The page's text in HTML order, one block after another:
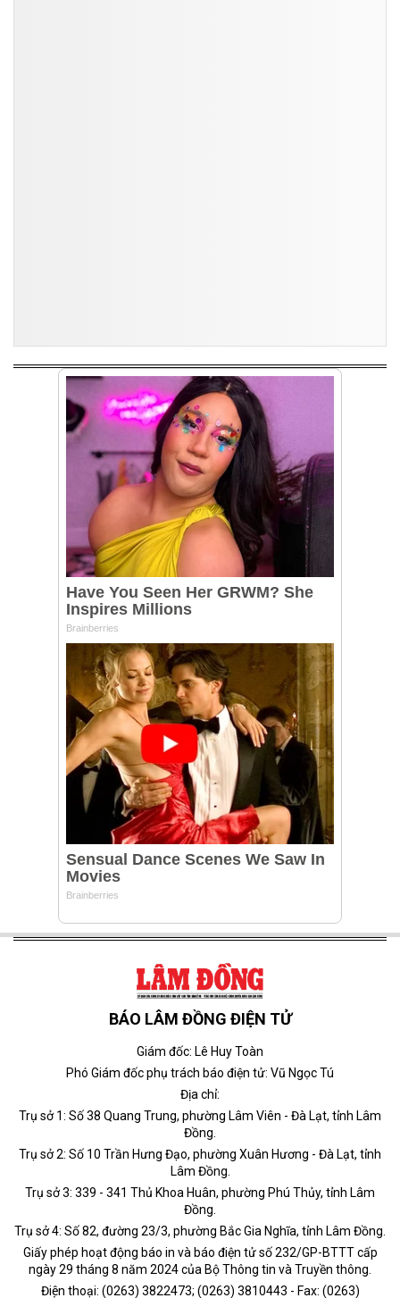
BÁO LÂM ĐỒNG ĐIỆN TỬ
Giám đốc: Lê Huy Toàn
Phó Giám đốc phụ trách báo điện tử: Vũ Ngọc Tú
Địa chỉ:
Trụ sở 1: Số 38 Quang Trung, phường Lâm Viên - Đà Lạt, tỉnh Lâm
Đồng.
Trụ sở 2: Số 10 Trần Hưng Đạo, phường Xuân Hương - Đà Lạt, tỉnh
Lâm Đồng.
Trụ sở 3: 339 - 341 Thủ Khoa Huân, phường Phú Thủy, tỉnh Lâm
Đồng.
Trụ sở 4: Số 82, đường 23/3, phường Bắc Gia Nghĩa, tỉnh Lâm Đồng.
Giấy phép hoạt động báo in và báo điện tử số 232/GP-BTTT cấp
ngày 29 tháng 8 năm 2024 của Bộ Thông tin và Truyền thông.
Điện thoại: (0263) 3822473; (0263) 3810443 - Fax: (0263)